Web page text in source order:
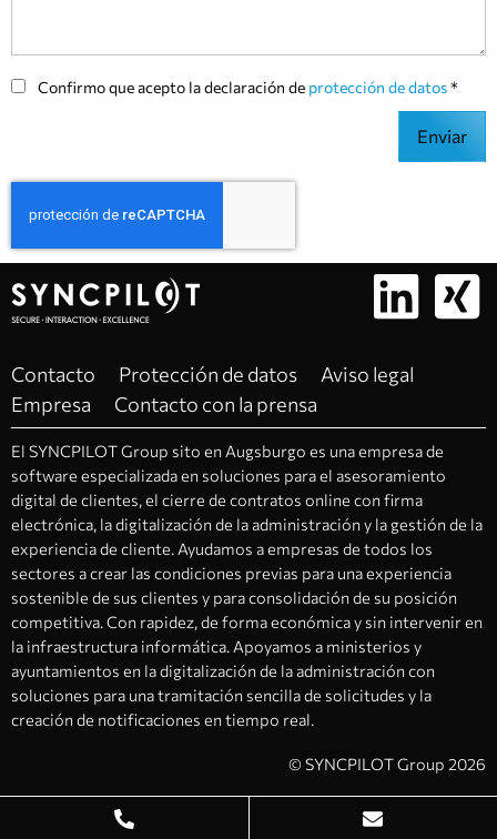
Confirmo que acepto la declaración de protección de datos
Enviar
Contacto Protección de datos
Aviso legal
Empresa
Contacto con la prensa
El SYNCPILOT Group sito en Augsburgo es una empresa de
software especializada en soluciones para el asesoramiento
digital de clientes, el cierre de contratos online con firma
electrónica, la digitalización de la administración y la gestión de la
experiencia de cliente. Ayudamos a empresas de todos los
sectores a crear las condiciones previas para una experiencia
sostenible de sus clientes y para consolidación de su posición
competitiva. Con rapidez, de forma económica y sin intervenir en
la infraestructura informática. Apoyamos a ministerios y
ayuntamientos en la digitalización de la administración con
soluciones para una tramitación sencilla de solicitudes y la
creación de notificaciones en tiempo real.
© SYNCPILOT Group 2026